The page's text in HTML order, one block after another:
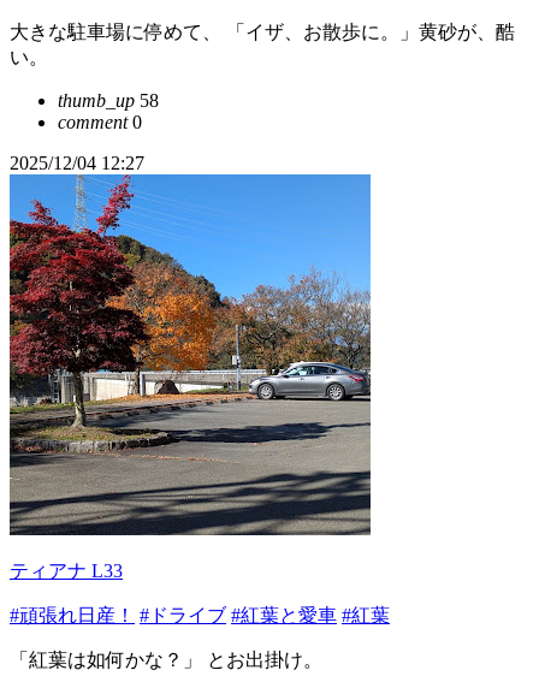
大きな駐車場に停めて、 「イザ、お散歩に。」黄砂が、酷
い。
thumb_up 58
comment0
2025/12/04 12:27
ティアナ L33
#頑張れ日産！ #ドライブ #紅葉と愛車 #紅葉
「紅葉は如何かな？」 とお出掛け。